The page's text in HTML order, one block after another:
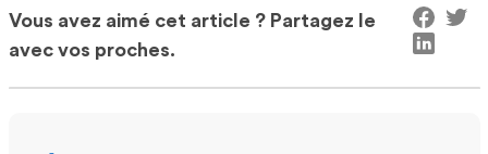
Vous avez aimé cet article ? Partagez le
avec vos proches.